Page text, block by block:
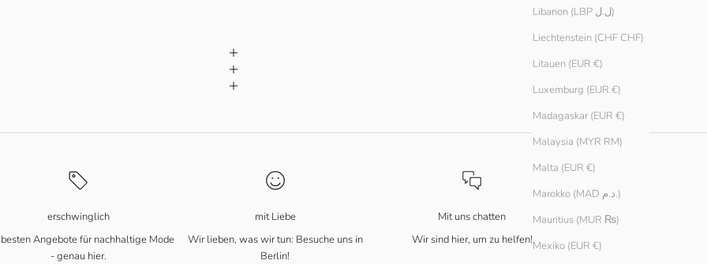
Libanon (LBP ل.ل)
Liechtenstein (CHF CHF)
Litauen (EUR €)
Luxemburg (EUR €)
Madagaskar (EUR €)
Malaysia (MYR RM)
Malta (EUR €)
Marokko (MAD د.م.)
Mauritius (MUR ₨)
Mexiko (EUR €)
erschwinglich
Angebote für nachhaltige Mode
- genau hier.
mit Liebe
Wir lieben, was wir tun: Besuche uns in
Berlin!
Mit uns chatten
Wir sind hier, um zu helfen!